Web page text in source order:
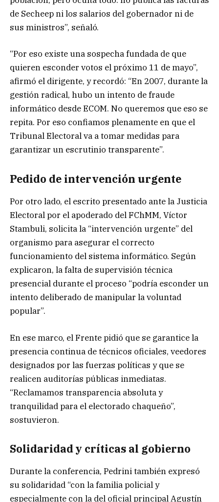
de Secheep ni los salarios del gobernador ni de
sus ministros”, señaló.
“Por eso existe una sospecha fundada de que
quieren esconder votos el próximo 11 de mayo”,
afirmó el dirigente, y recordó: “En 2007, durante la
gestión radical, hubo un intento de fraude
informático desde ECOM. No queremos que eso se
repita. Por eso confiamos plenamente en que el
Tribunal Electoral va a tomar medidas para
garantizar un escrutinio transparente”.
Pedido de intervención urgente
Por otro lado, el escrito presentado ante la Justicia
Electoral por el apoderado del FChMM, Víctor
Stambuli, solicita la “intervención urgente” del
organismo para asegurar el correcto
funcionamiento del sistema informático. Según
explicaron, la falta de supervisión técnica
presencial durante el proceso “podría esconder un
intento deliberado de manipular la voluntad
popular”.
En ese marco, el Frente pidió que se garantice la
presencia continua de técnicos oficiales, veedores
designados por las fuerzas políticas y que se
realicen auditorías públicas inmediatas.
“Reclamamos transparencia absoluta y
tranquilidad para el electorado chaqueño”,
sostuvieron.
Solidaridad y críticas al gobierno
Durante la conferencia, Pedrini también expresó
su solidaridad “con la familia policial y
especialmente con la del oficial principal Agustín